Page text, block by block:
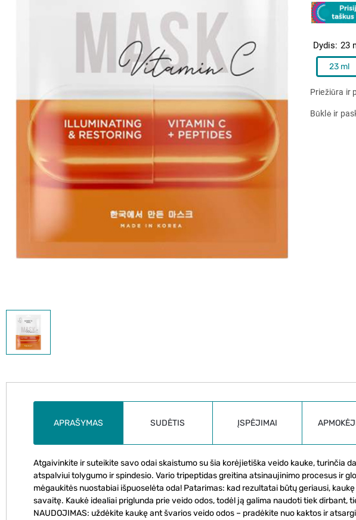
Dydis 23
23 ml
Priežiūra ir
Būklė ir
APRAŠYMAS SUDĖTIS ĮSPĖJIMAI
Atgaivinkite ir suteikite savo odai skaistumo su šia korėjietiška veido kauke, turinčia
atspalviui tolygumo ir spindesio. Vario tripeptidas greitina atsinaujinimo procesus ir
mėgaukitės nuostabiai išpuoselėta oda! Patarimas: kad rezultatai būtų geriausi,
savaitę. Kaukė idealiai priglunda prie veido odos, todėl ją galima naudoti tiek dirbant,
NAUDOJIMAS: uždėkite kaukę ant švarios veido odos – pradėkite nuo kaktos ir